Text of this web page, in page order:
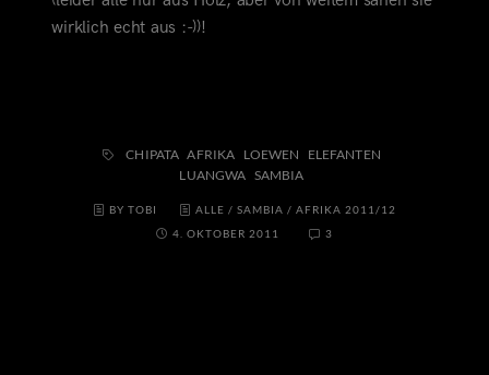
wirklich echt aus :-))!
CHIPATA AFRIKA LOEWEN
ELEFANTEN
LUANGWA SAMBIA
BY TOBI ALLE / SAMBIA / AFRIKA 2011/12
4. OKTOBER 2011
3